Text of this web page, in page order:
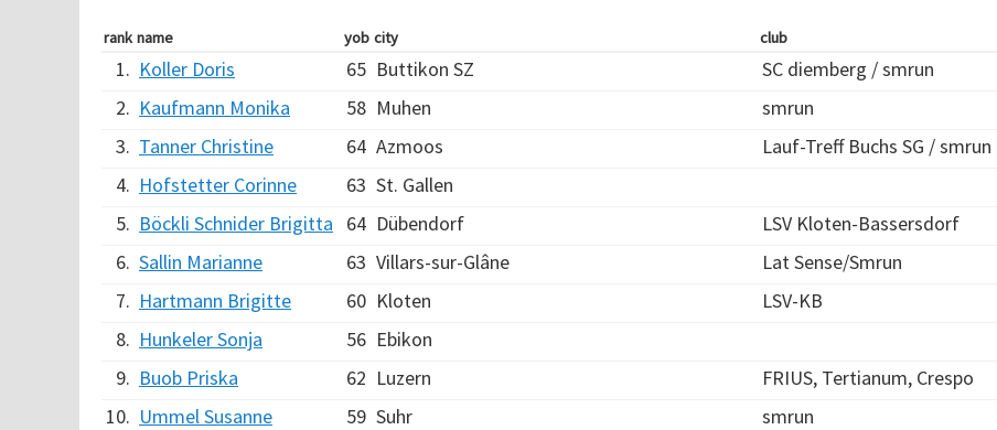
rank name yob city club
1. Koller Doris 65 Buttikon SZ SC diemberg / smrun
2. Kaufmann Monika 58 Muhen smrun
3. Tanner Christine 64 Azmoos Lauf-Treff Buchs SG / smrun
4. Hofstetter Corinne 63 St. Gallen
5. Böckli Schnider Brigitta 64 Dübendorf LSV Kloten-Bassersdorf
6. Sallin Marianne 63 Villars-sur-Glâne Lat Sense/Smrun
7. Hartmann Brigitte 60 Kloten LSV-KB
8. Hunkeler Sonja 56 Ebikon
9. Buob Priska 62 Luzern FRIUS, Tertianum, Crespo
10. Ummel Susanne 59 Suhr smrun